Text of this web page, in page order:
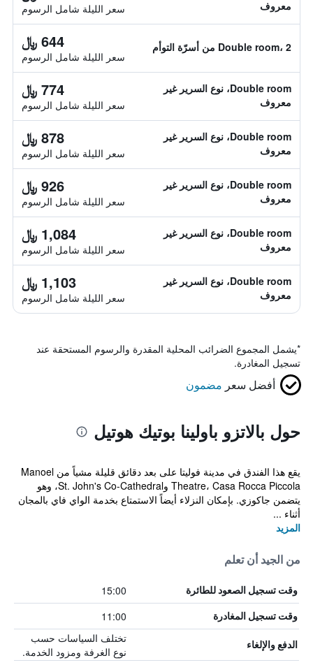
معروف سعر الليلة شامل الرسوم
Double room، 2 من أسرّة التوأم 644 ﷼
سعر الليلة شامل الرسوم
Double room، نوع السرير غير
معروف
774 ﷼
سعر الليلة شامل الرسوم
Double room، نوع السرير غير
معروف
878 ﷼
سعر الليلة شامل الرسوم
Double room، نوع السرير غير
معروف
926 ﷼
سعر الليلة شامل الرسوم
Double room، نوع السرير غير
معروف
1,084 ﷼
سعر الليلة شامل الرسوم
Double room، نوع السرير غير
معروف
1,103 ﷼
سعر الليلة شامل الرسوم
*يشمل المجموع الضرائب المحلية المقدرة والرسوم المستحقة عند
تسجيل المغادرة.
أفضل سعر مضمون
حول بالاتزو باولينا بوتيك هوتيل
يقع هذا الفندق في مدينة فوليتا على بعد دقائق قليلة مشياً من Manoel
Theatre، Casa Rocca Piccola وSt. John's Co-Cathedral، وهو
يتضمن جاكوزي. بإمكان النزلاء أيضاً الاستمتاع بخدمة الواي فاي بالمجان
أثناء ...
المزيد
من الجيد أن تعلم
وقت تسجيل الصعود للطائرة 15:00
وقت تسجيل المغادرة 11:00
الدفع والإلغاء
تختلف السياسات حسب
نوع الغرفة ومزود الخدمة.